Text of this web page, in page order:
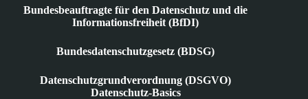
Bundesbeauftragte für den Datenschutz und die
Informationsfreiheit (BfDI)
Bundesdatenschutzgesetz (BDSG)
Datenschutzgrundverordnung (DSGVO)
Datenschutz-Basics